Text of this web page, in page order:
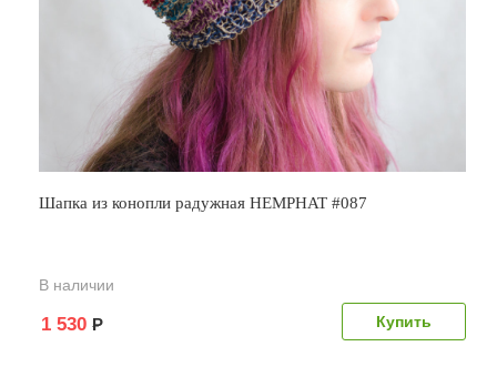
Шапка из конопли радужная HEMPHAT #087
В наличии
1 530 Р